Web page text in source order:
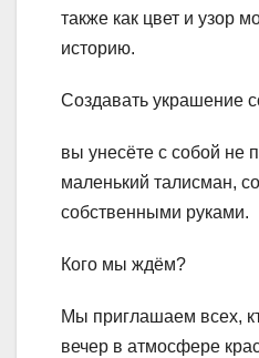
также как цвет и узор
историю.
Создавать украшение
вы унесёте с собой не
маленький талисман,
собственными руками.
Кого мы ждём?
Мы приглашаем всех,
вечер в атмосфере